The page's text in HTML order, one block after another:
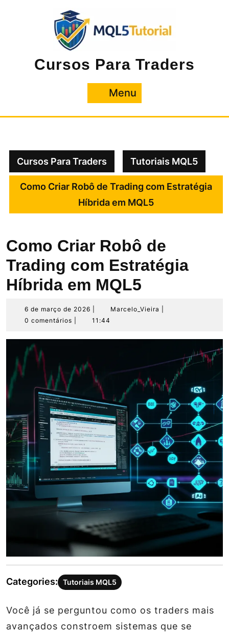
Cursos Para Traders
Menu
Cursos Para Traders Tutoriais MQL5
Como Criar Robô de Trading com Estratégia
Híbrida em MQL5
Como Criar Robô de
Trading com Estratégia
Híbrida em MQL5
6 de março de 2026
de
Marcelo_Vieira
0 comentários
11:44
Categories: Tutoriais MQL5
Você já se perguntou como os traders mais
avançados constroem sistemas que se